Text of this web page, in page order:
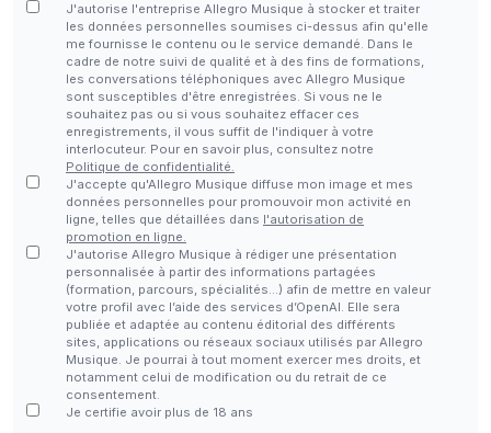
J'autorise l'entreprise Allegro Musique à stocker et traiter
les données personnelles soumises ci-dessus afin qu'elle
me fournisse le contenu ou le service demandé. Dans le
cadre de notre suivi de qualité et à des fins de formations,
les conversations téléphoniques avec Allegro Musique
sont susceptibles d'être enregistrées. Si vous ne le
souhaitez pas ou si vous souhaitez effacer ces
enregistrements, il vous suffit de l'indiquer à votre
interlocuteur. Pour en savoir plus, consultez notre
Politique de confidentialité.
J'accepte qu'Allegro Musique diffuse mon image et mes
données personnelles pour promouvoir mon activité en
ligne, telles que détaillées dans l'autorisation de
promotion en ligne.
J'autorise Allegro Musique à rédiger une présentation
personnalisée à partir des informations partagées
(formation, parcours, spécialités…) afin de mettre en valeur
votre profil avec l’aide des services d’OpenAI. Elle sera
publiée et adaptée au contenu éditorial des différents
sites, applications ou réseaux sociaux utilisés par Allegro
Musique. Je pourrai à tout moment exercer mes droits, et
notamment celui de modification ou du retrait de ce
consentement.
Je certifie avoir plus de 18 ans